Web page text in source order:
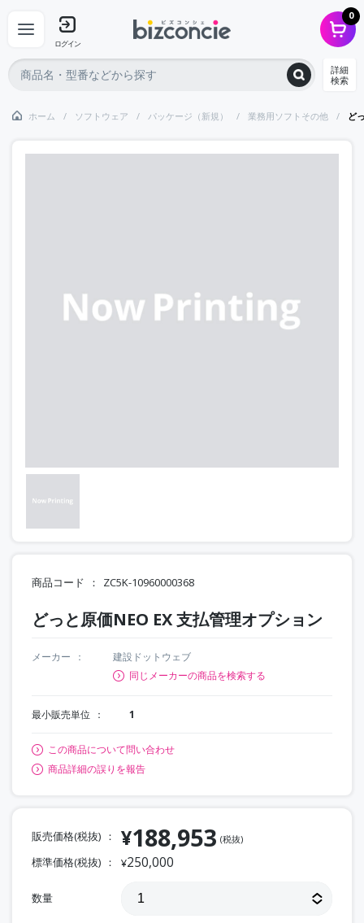
ログイン
0
詳細
検索
ホーム ソフトウェア パッケージ（新規） 業務用ソフトその他 ど
商品コード ZC5K-10960000368
どっと原価NEO EX 支払管理オプション
メーカー
建設ドットウェブ
同じメーカーの商品を検索する
最小販売単位 1
この商品について問い合わせ
商品詳細の誤りを報告
販売価格(税抜) ¥188,953 (税抜)
標準価格(税抜) ¥250,000
数量